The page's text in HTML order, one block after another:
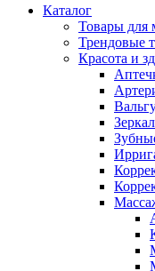
Каталог
Товары для
Трендовые
Красота и